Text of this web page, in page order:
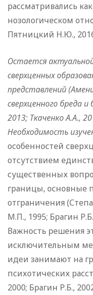
рассматривались
нозологическом
Пятницкий Н.Ю.,
Остается
сверхценных
представлений
сверхценного бреда и
2013; Ткаченко А.А.,
Необходимость
особенностей
отсутствием
существенных
границы, основные
отграничения
М.П., 1995; Брагин
Важность решения
исключительным
идеи занимают на
психотических
2000; Брагин Р.Б.,